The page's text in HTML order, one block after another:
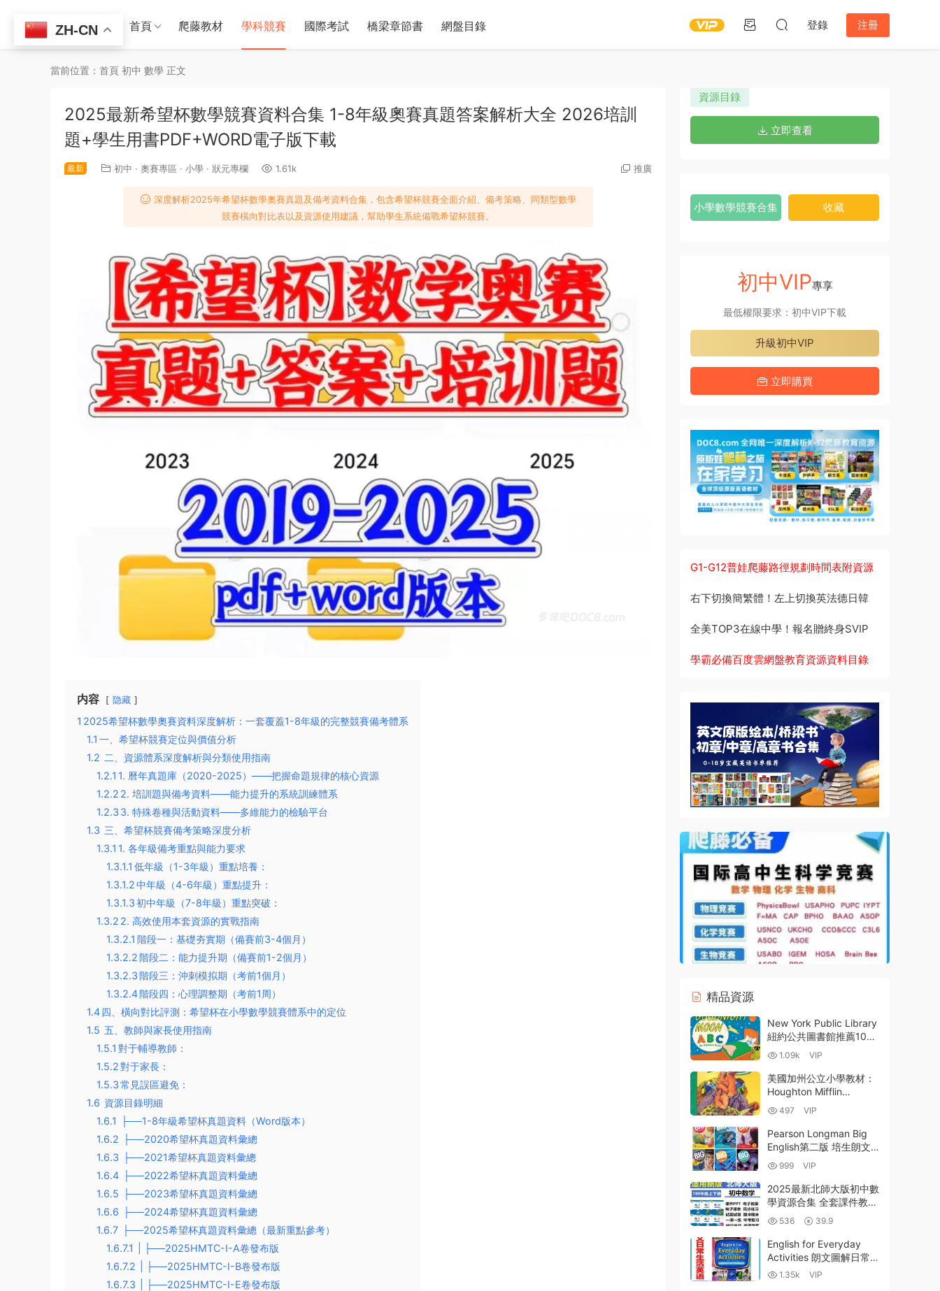
首頁 爬藤教材 學科競賽 國際考試 橋梁章節書 網盤目錄 登錄 注冊
當前位置： 首頁 初中 數學 正文
2025最新希望杯數學競賽資料合集 1-8年級奧賽真題答案解析大全 2026培訓
題+學生用書PDF+WORD電子版下載
最新 初中 · 奧賽專區 · 小學 · 狀元專欄 1.61k 推廣
深度解析2025年希望杯數學奧賽真題及備考資料合集，包含希望杯競賽全面介紹、備考策略、同類型數學
競賽橫向對比表以及資源使用建議，幫助學生系統備戰希望杯競賽。
内容 隐藏
1 ​2025希望杯數學奧賽資料深度解析：一套覆蓋1-8年級的完整競賽備考體系​
1.1 ​一、希望杯競賽定位與價值分析​
1.2 二、資源體系深度解析與分類使用指南​
1.2.1 ​1. 曆年真題庫（2020-2025）——把握命題規律的核心資源​
1.2.2 ​2. 培訓題與備考資料——能力提升的系統訓練體系​
1.2.3 ​3. 特殊卷種與活動資料——多維能力的檢驗平台​
1.3 三、希望杯競賽備考策略深度分析​
1.3.1 ​1. 各年級備考重點與能力要求​
1.3.1.1 ​低年級（1-3年級）重點培養：​​
1.3.1.2​中年級（4-6年級）重點提升：​​
1.3.1.3​初中年級（7-8年級）重點突破：​​
1.3.2 ​2. 高效使用本套資源的實戰指南​
1.3.2.1 ​階段一：基礎夯實期（備賽前3-4個月）​​
1.3.2.2​階段二：能力提升期（備賽前1-2個月）​​
1.3.2.3​階段三：沖刺模拟期（考前1個月）​​
1.3.2.4​階段四：心理調整期（考前1周）​​
1.4​四、橫向對比評測：希望杯在小學數學競賽體系中的定位​
1.5 五、教師與家長使用指南​
1.5.1 ​對于輔導教師：​​
1.5.2​對于家長：​​
1.5.3​常見誤區避免：​​
1.6 資源目錄明細
1.6.1
├──1-8年級希望杯真題資料（Word版本）
1.6.2
├──2020希望杯真題資料彙總
1.6.3
├──2021希望杯真題資料彙總
1.6.4
├──2022希望杯真題資料彙總
1.6.5
├──2023希望杯真題資料彙總
1.6.6
├──2024希望杯真題資料彙總
1.6.7
├──2025希望杯真題資料彙總（最新重點參考）
1.6.7.1
| ├──2025HMTC-I-A卷發布版
1.6.7.2
| ├──2025HMTC-I-B卷發布版
1.6.7.3
| ├──2025HMTC-I-E卷發布版
資源目錄
立即查看
小學數學競賽合集 收藏
初中VIP專享
最低權限要求：初中VIP下載
升級初中VIP
立即購買
G1-G12普娃爬藤路徑規劃時間表附資源
右下切換簡繁體！左上切換英法德日韓
全美TOP3在線中學！報名贈終身SVIP
學霸必備百度雲網盤教育資源資料目錄
精品資源
New York Public Library
紐約公共圖書館推薦100
本優秀兒童繪本PDF 百度
雲網盤下載
1.09k VIP
美國加州公立小學教材：
Houghton Mifflin
Reading G1-G6 PDF電子
版下載 權威英語分級閱讀
深度解析
497 VIP
Pearson Longman Big
English第二版 培生朗文
少兒英語教材PDF電子版
學生書教師書 音頻視頻
白闆軟件 互動軟件下載
999 VIP
2025最新北師大版初中數
學資源合集 全套課件教案
學案同步講義練習單元月
考期中期末試卷教師工具
資源 PDF+WORD電子版
網盤下載
536 39.9
English for Everyday
Activities 朗文圖解日常
生活英語 雅思口語練習神
1.35k VIP
ZH-CN